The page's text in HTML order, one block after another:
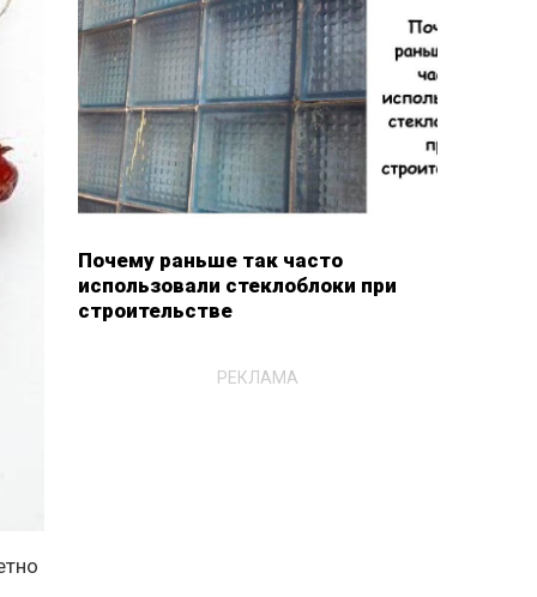
Почему раньше так часто
использовали стеклоблоки при
строительстве
РЕКЛАМА